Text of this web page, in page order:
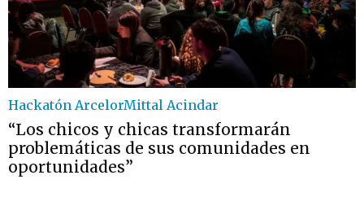
Hackatón ArcelorMittal Acindar
“Los chicos y chicas transformarán
problemáticas de sus comunidades en
oportunidades”